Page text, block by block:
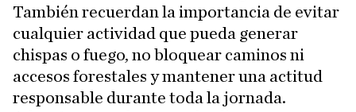
También recuerdan la importancia de evitar
cualquier actividad que pueda generar
chispas o fuego, no bloquear caminos ni
accesos forestales y mantener una actitud
responsable durante toda la jornada.